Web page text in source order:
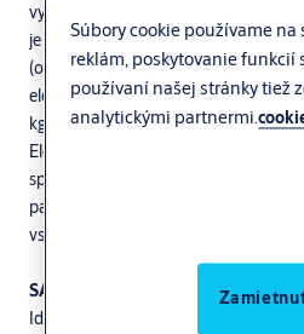
vysokou odolnosťou proti uvoľneniu
je možné namontovať do dverí v
(okrem montáže na podlahu).
elektromagnetu na zadržanie dverí
kg je vhodná pre dvere s vysokým
Elektromagnet je možné použiť napr.
spojení s elektronickou panikovou
panikovými hrazdami s
vstupu.
SAM:
Ide o reverzné zariadenie, pri ktorom
Súbory cookie používame
reklám, poskytovanie funkcií
používaní našej stránky tiež
analytickými partnermi.